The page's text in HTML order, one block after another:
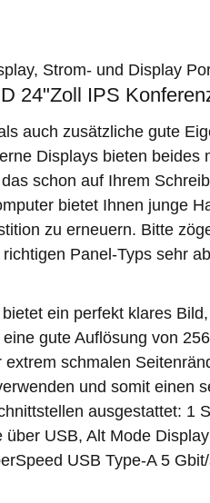
Strom- und Display
24"Zoll IPS
auch zusätzliche gute
Displays bieten beides
schon auf Ihrem
bietet Ihnen junge
zu erneuern. Bitte
Panel-Typs sehr
ein perfekt klares
gute Auflösung von
schmalen
und somit einen
ausgestattet: 1
USB, Alt Mode
USB Type-A 5